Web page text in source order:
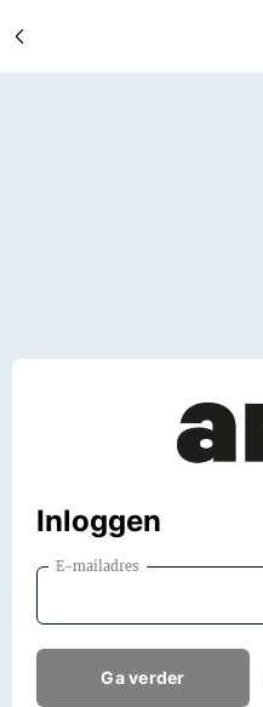
Inloggen
E-mailadres
Ga verder